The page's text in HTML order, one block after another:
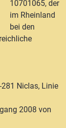
10701065, der
im Rheinland
bei den
Niclas, Linie
2008 von